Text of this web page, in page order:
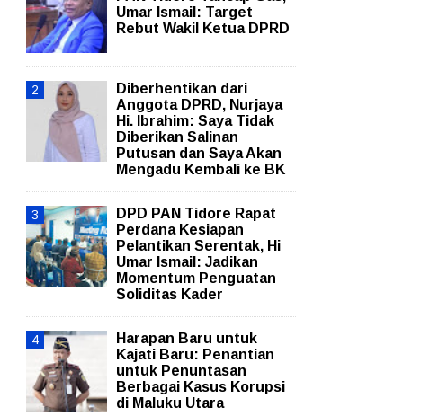
Umar Ismail: Target
Rebut Wakil Ketua DPRD
Diberhentikan dari
Anggota DPRD, Nurjaya
Hi. Ibrahim: Saya Tidak
Diberikan Salinan
Putusan dan Saya Akan
Mengadu Kembali ke BK
DPD PAN Tidore Rapat
Perdana Kesiapan
Pelantikan Serentak, Hi
Umar Ismail: Jadikan
Momentum Penguatan
Soliditas Kader
Harapan Baru untuk
Kajati Baru: Penantian
untuk Penuntasan
Berbagai Kasus Korupsi
di Maluku Utara